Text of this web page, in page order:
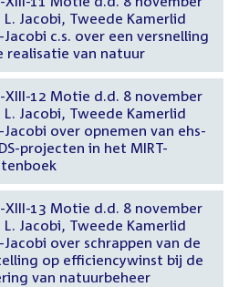
L. Jacobi, Tweede Kamerlid
c.s. over een versnelling
realisatie van natuur
XIII-12 Motie d.d. 8 november
L. Jacobi, Tweede Kamerlid
over opnemen van ehs-
projecten in het MIRT-
XIII-13 Motie d.d. 8 november
L. Jacobi, Tweede Kamerlid
over schrappen van de
op efficiencywinst bij de
van natuurbeheer